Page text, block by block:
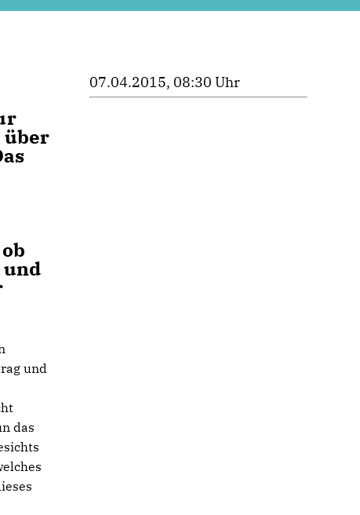
über
und
das
07.04.2015, 08:30 Uhr